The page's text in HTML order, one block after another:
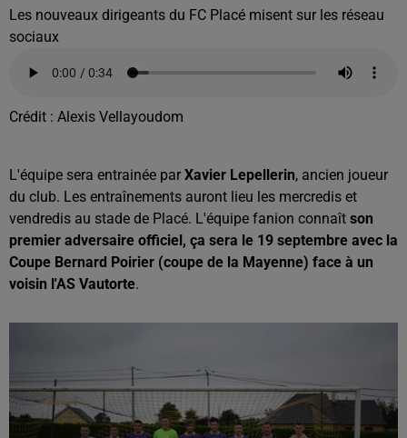
Les nouveaux dirigeants du FC Placé misent sur les réseau
sociaux
Crédit : Alexis Vellayoudom
L'équipe sera entrainée par Xavier Lepellerin, ancien joueur
du club. Les entraînements auront lieu les mercredis et
vendredis au stade de Placé. L'équipe fanion connaît son
premier adversaire officiel, ça sera le 19 septembre avec la
Coupe Bernard Poirier (coupe de la Mayenne) face à un
voisin l'AS Vautorte.